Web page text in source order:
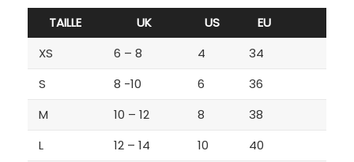
TAILLE UK US
EU
XS
6 – 8 4
34
S
8 -10 6
36
M
10 – 12 8
38
L
12 – 14 10
40